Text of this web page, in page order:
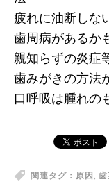
疲れに油断しな
歯周病があるか
親知らずの炎症
歯みがきの方法
口呼吸は腫れの
関連タグ： 原因